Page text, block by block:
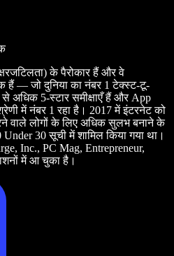
के पैरोकार हैं और वे
— जो दुनिया का नंबर 1 टेक्स्ट-टू-
अधिक 5-स्टार समीक्षाएँ हैं और App
में नंबर 1 रहा है। 2017 में इंटरनेट को
वाले लोगों के लिए अधिक सुलभ बनाने के
30 सूची में शामिल किया गया था।
Inc., PC Mag, Entrepreneur,
में आ चुका है।